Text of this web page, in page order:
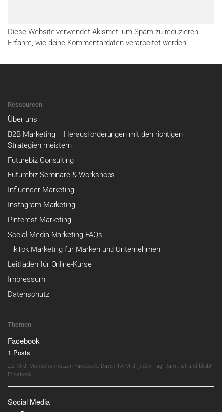
Diese Website verwendet Akismet, um Spam zu reduzieren.
Erfahre, wie deine Kommentardaten verarbeitet werden.
Ressourcen
Über uns
B2B Marketing – Herausforderungen mit den richtigen
Strategien meistern
Futurebiz Consulting
Futurebiz Seminare & Workshops
Influencer Marketing
Instagram Marketing
Pinterest Marketing
Social Media Marketing FAQs
TikTok Marketing für Marken und Unternehmen
Leitfaden für Online-Kurse
Impressum
Datenschutz
Themen
Facebook
1 Posts
2,2 Mrd. Menschen nutzen Facebook. Davon 1,4 Mrd. jeden Tag. Damit ist und bleibt
Facebook…
Social Media